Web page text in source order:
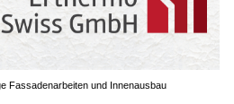
Fassadenarbeiten und Innenausbau